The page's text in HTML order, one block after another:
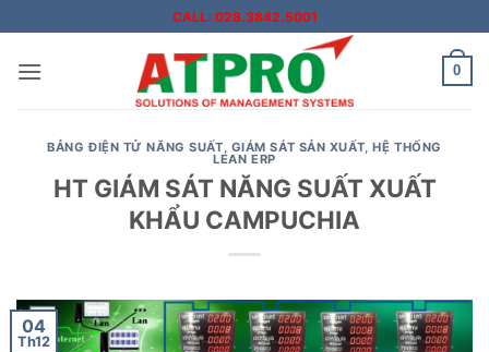
qua
nội
CALL: 028.3842.5001
0
BẢNG ĐIỆN TỬ NĂNG SUẤT, GIÁM SÁT SẢN XUẤT,HỆ THỐNG
LEAN ERP
HT GIÁM SÁT NĂNG SUẤT XUẤT
KHẨU CAMPUCHIA
04
Th12